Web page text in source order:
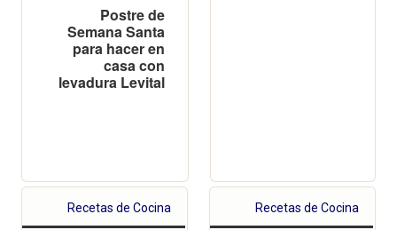
Postre de
Semana Santa
para hacer en
casa con
levadura Levital
Recetas de Cocina Recetas de Cocina